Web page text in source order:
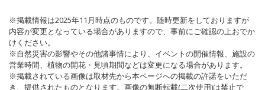
※掲載情報は2025年11月時点のものです。随時更新をしておりますが
内容が変更となっている場合がありますので、事前にご確認の上おでか
けください。
※自然災害の影響やその他諸事情により、イベントの開催情報、施設の
営業時間、植物の開花・見頃期間などは変更になる場合があります。
※掲載されている画像は取材先から本ページへの掲載の許諾をいただ
き、提供されたものとなります。画像の無断転載(二次使用)は禁止で